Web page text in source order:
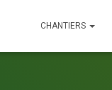
CHANTIERS